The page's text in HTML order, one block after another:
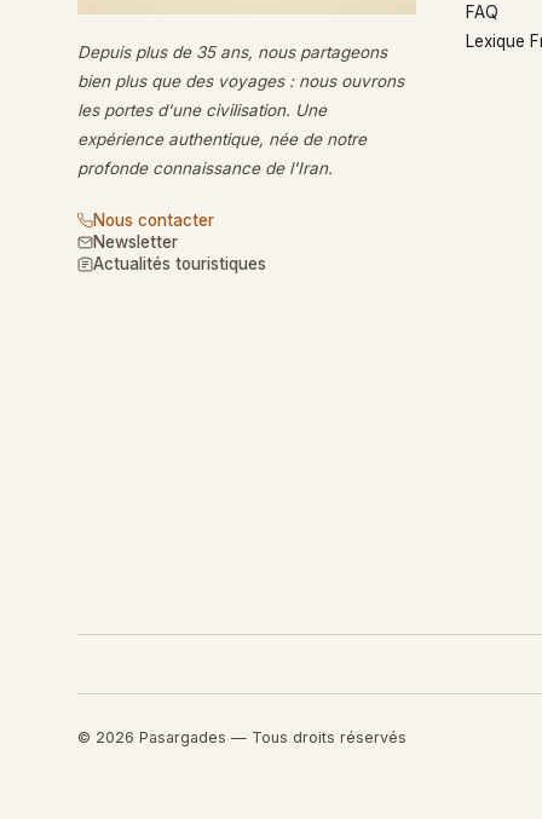
Depuis plus de 35 ans, nous partageons
bien plus que des voyages : nous ouvrons
les portes d'une civilisation. Une
expérience authentique, née de notre
profonde connaissance de l'Iran.
Nous contacter
Newsletter
Actualités touristiques
FAQ
Lexique
© 2026 Pasargades — Tous droits réservés